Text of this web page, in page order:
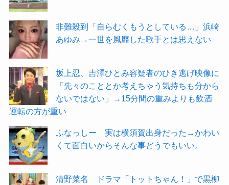
非難殺到「自らむくもうとしている…」浜崎
あゆみ→一世を風靡した歌手とは思えない
坂上忍、吉澤ひとみ容疑者のひき逃げ映像に
「先々のこととか考えちゃう気持ちも分から
ないではない」→15分間の重みよりも飲酒
運転の方が重い
ふなっしー 実は横須賀出身だった→かわい
くて面白いからそんな事どうでもいい。
清野菜名 ドラマ「トットちゃん！」で黒柳